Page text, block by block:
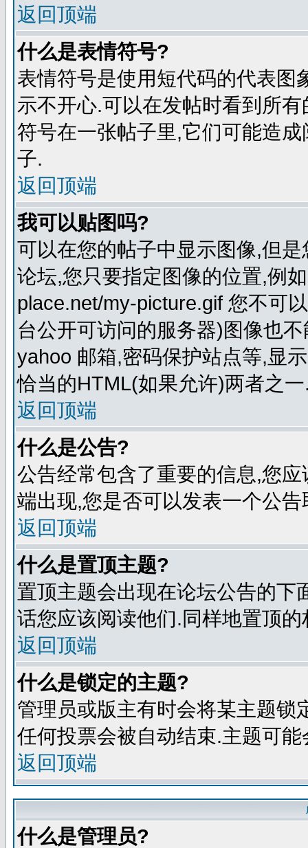
返回顶端
什么是表情符号?
表情符号是使用短代码的代表图
示不开心.可以在发帖时看到所
符号在一张帖子里,它们可能造
子.
返回顶端
我可以贴图吗?
可以在您的帖子中显示图像,但
论坛,您只要指定图像的位置,例
place.net/my-picture.gif 您不可
台公开可访问的服务器)图像也
yahoo 邮箱,密码保护站点等,显
恰当的HTML(如果允许)两者之
返回顶端
什么是公告?
公告经常包含了重要的信息,您
端出现,您是否可以发表一个公
返回顶端
什么是置顶主题?
置顶主题会出现在论坛公告的下
话您应该阅读他们.同样地置顶
返回顶端
什么是锁定的主题?
管理员或版主有时会将某主题锁
任何投票会被自动结束.主题可
返回顶端
什么是管理员?